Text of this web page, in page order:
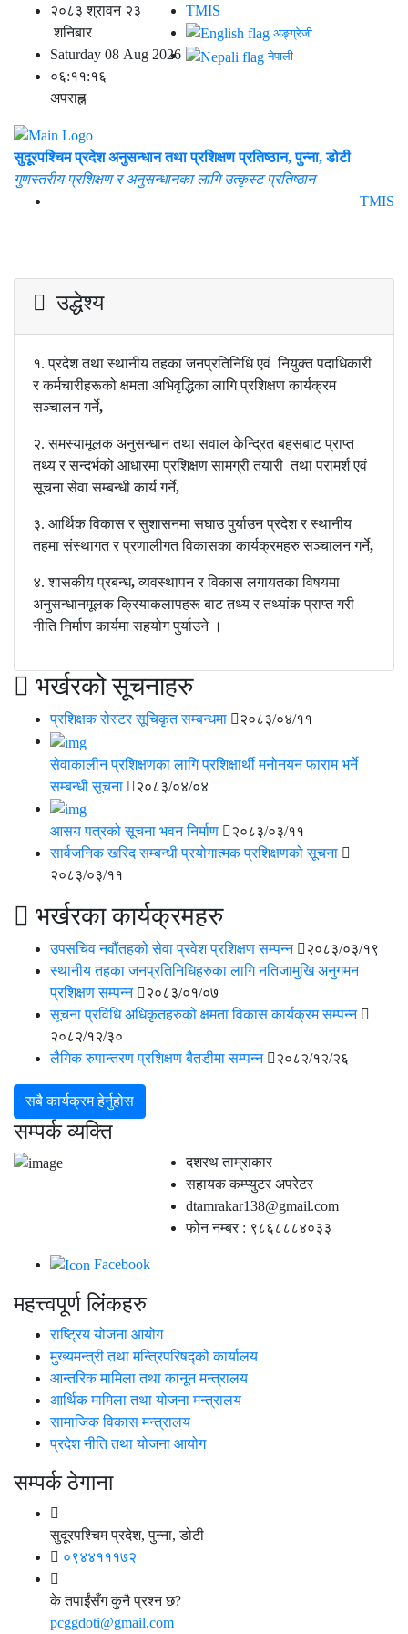
२०८३ श्रावन २३
शनिबार
Saturday 08 Aug 2026
०६:११:१६
अपराह्न
TMIS
अङ्ग्रेजी
नेपाली
सुदूरपश्चिम प्रदेश अनुसन्धान तथा प्रशिक्षण प्रतिष्ठान, पुन्ना, डोटी
गुणस्तरीय प्रशिक्षण र अनुसन्धानका लागि उत्कृस्ट प्रतिष्ठान
TMIS
उद्धेश्य
१. प्रदेश तथा स्थानीय तहका जनप्रतिनिधि एवं नियुक्त पदाधिकारी
र कर्मचारीहरूको क्षमता अभिवृद्धिका लागि प्रशिक्षण कार्यक्रम
सञ्चालन गर्ने,
२. समस्यामूलक अनुसन्धान तथा सवाल केन्द्रित बहसबाट प्राप्त
तथ्य र सन्दर्भको आधारमा प्रशिक्षण सामग्री तयारी तथा परामर्श एवं
सूचना सेवा सम्बन्धी कार्य गर्ने,
३. आर्थिक विकास र सुशासनमा सघाउ पुर्याउन प्रदेश र स्थानीय
तहमा संस्थागत र प्रणालीगत विकासका कार्यक्रमहरु सञ्चालन गर्ने,
४. शासकीय प्रबन्ध,व्यवस्थापन र विकास लगायतका विषयमा
अनुसन्धानमूलक क्रियाकलापहरू बाट तथ्य र तथ्यांक प्राप्त गरी
नीति निर्माण कार्यमा सहयोग पुर्याउने ।
भर्खरको सूचनाहरु
प्रशिक्षक रोस्टर सूचिकृत सम्बन्धमा २०८३/०४/११
सेवाकालीन प्रशिक्षणका लागि प्रशिक्षार्थी मनोनयन फाराम भर्ने
सम्बन्धी सूचना
२०८३/०४/०४
आसय पत्रको सूचना भवन निर्माण
२०८३/०३/११
सार्वजनिक खरिद सम्‍बन्‍धी प्रयोगात्‍मक प्रशिक्षणको सूचना
२०८३/०३/११
भर्खरका कार्यक्रमहरु
उपसचिव नवौंतहको सेवा प्रवेश प्रशिक्षण सम्‍पन्‍न
२०८३/०३/१९
स्‍थानीय तहका जनप्रतिनिधिहरुका लागि नतिजामुखि अनुगमन
प्रशिक्षण सम्‍पन्‍न
२०८३/०१/०७
सूचना प्रविधि अधिकृतहरुको क्षमता विकास कार्यक्रम सम्‍पन्‍न
२०८२/१२/३०
लै‌गिक रुपान्‍तरण प्रशिक्षण बैतडीमा सम्‍पन्‍न
२०८२/१२/२६
सबै कार्यक्रम हेर्नुहोस
सम्पर्क व्यक्ति
दशरथ ताम्राकार
सहायक कम्प्युटर अपरेटर
dtamrakar138@gmail.com
फोन नम्बर : ९८६८८८४०३३
Facebook
महत्त्वपूर्ण लिंकहरु
राष्ट्रिय योजना आयोग
मुख्यमन्त्री तथा मन्त्रिपरिषद्को कार्यालय
आन्तरिक मामिला तथा कानून मन्त्रालय
आर्थिक मामिला तथा योजना मन्त्रालय
सामाजिक विकास मन्त्रालय
प्रदेश नीति तथा योजना आयोग
सम्पर्क ठेगाना
सुदूरपश्चिम प्रदेश, पुन्ना, डोटी
०९४४१११७२
के तपाईंसँग कुनै प्रश्न छ?
pcggdoti@gmail.com